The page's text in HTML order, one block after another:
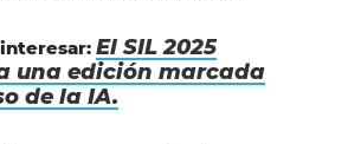
El SIL 2025
una edición marcada
de la IA.